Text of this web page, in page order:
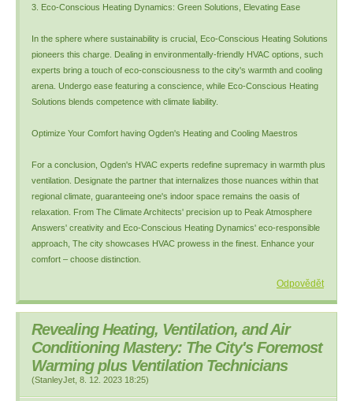
3. Eco-Conscious Heating Dynamics: Green Solutions, Elevating Ease
In the sphere where sustainability is crucial, Eco-Conscious Heating Solutions
pioneers this charge. Dealing in environmentally-friendly HVAC options, such
experts bring a touch of eco-consciousness to the city's warmth and cooling
arena. Undergo ease featuring a conscience, while Eco-Conscious Heating
Solutions blends competence with climate liability.
Optimize Your Comfort having Ogden's Heating and Cooling Maestros
For a conclusion, Ogden's HVAC experts redefine supremacy in warmth plus
ventilation. Designate the partner that internalizes those nuances within that
regional climate, guaranteeing one's indoor space remains the oasis of
relaxation. From The Climate Architects' precision up to Peak Atmosphere
Answers' creativity and Eco-Conscious Heating Dynamics' eco-responsible
approach, The city showcases HVAC prowess in the finest. Enhance your
comfort – choose distinction.
Odpovědět
Revealing Heating, Ventilation, and Air
Conditioning Mastery: The City's Foremost
Warming plus Ventilation Technicians
(StanleyJet 8. 12. 2023 18:25)